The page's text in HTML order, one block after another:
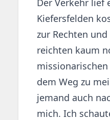
Der Verkehr lief
Kiefersfelden
zur Rechten
reichten kaum
dem Weg zu
jemand auch
mich. Ich